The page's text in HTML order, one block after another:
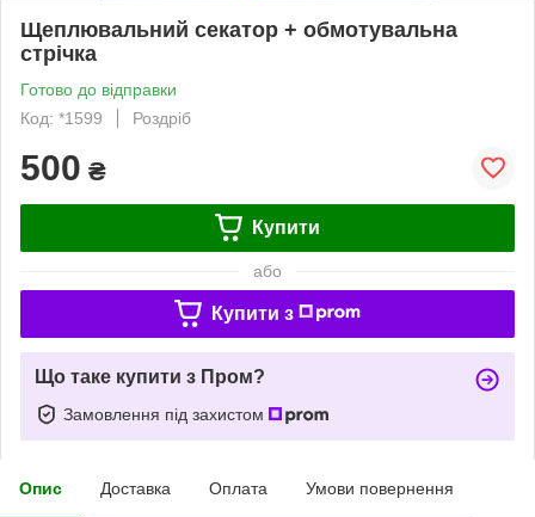
Щеплювальний секатор + обмотувальна
стрічка
Готово до відправки
Код: *1599
Роздріб
500 ₴
Купити
або
Купити з
Що таке купити з Пром?
Замовлення під захистом
Опис Доставка Оплата Умови повернення